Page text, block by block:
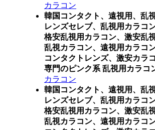
カラコン
韓国コンタクト、遠視用、乱
レンズセレブ、乱視用カラコ
格安乱視用カラコン、激安乱
乱視カラコン、遠視用カラコ
コンタクトレンズ、激安カラ
専門のピンク系 乱視用カラコ
カラコン
韓国コンタクト、遠視用、乱
レンズセレブ、乱視用カラコ
格安乱視用カラコン、激安乱
乱視カラコン、遠視用カラコ